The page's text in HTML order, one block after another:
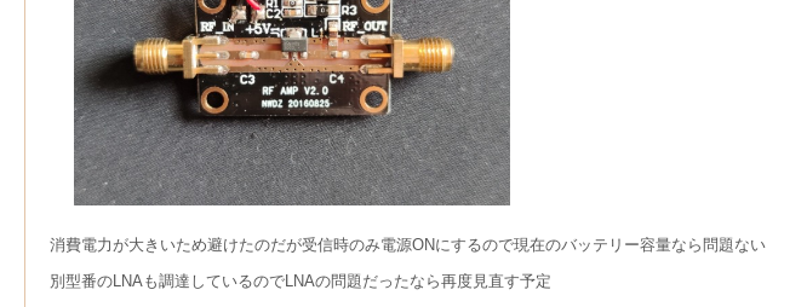
消費電力が大きいため避けたのだが受信時のみ電源ONにするので現在のバッテリー容量なら問題ない
別型番のLNAも調達しているのでLNAの問題だったなら再度見直す予定